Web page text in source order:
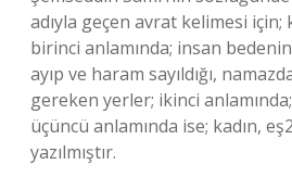
adıyla geçen avrat kelimesi için;
birinci anlamında; insan
ayıp ve haram sayıldığı,
gereken yerler; ikinci anlamında;
üçüncü anlamında ise; kadın,
yazılmıştır.